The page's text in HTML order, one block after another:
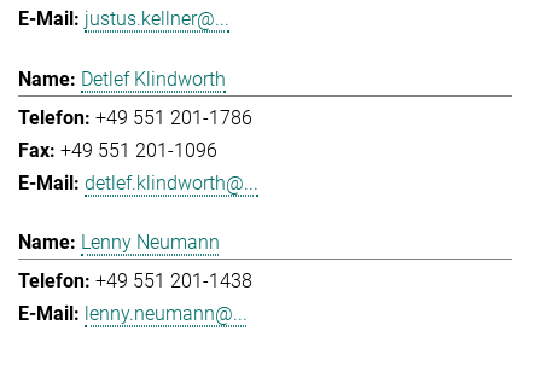
justus.kellner@...
Detlef Klindworth
+49 551 201-1786
+49 551 201-1096
detlef.klindworth@...
Lenny Neumann
+49 551 201-1438
lenny.neumann@...